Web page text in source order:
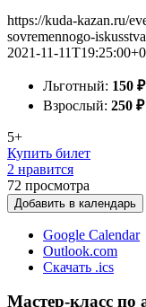
https://kuda-kazan.ru/
sovremennogo-
2021-11-
Льготный: 150 ₽
Взрослый: 250 ₽
5+
Купить билет
2 нравится
72 просмотра
Добавить в календарь
Google Calendar
Outlook.com
Скачать .ics
Мастер-класс по